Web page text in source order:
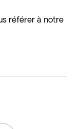
Pour un aperçu complet, veuillez vous référer à notre